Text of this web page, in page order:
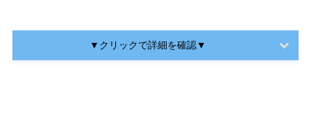
▼クリックで詳細を確認▼